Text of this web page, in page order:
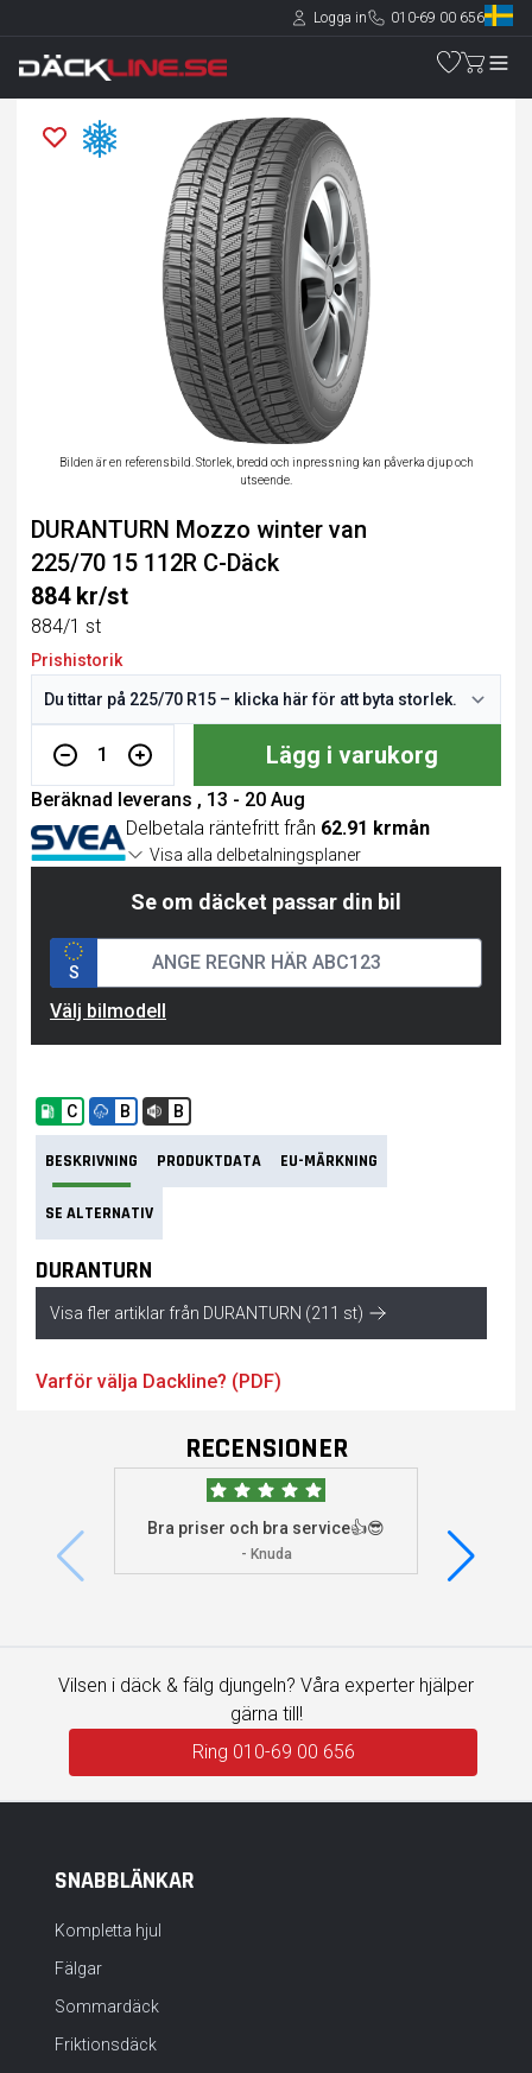
Logga in 010-69 00 656
Bilden är en referensbild. Storlek, bredd och inpressning kan påverka djup och
utseende.
DURANTURN Mozzo winter van
225/70 15 112R C-Däck
884 kr/st
884/1 st
Prishistorik
1 Lägg i varukorg
Beräknad leverans , 13 - 20 Aug
Delbetala räntefritt från 62.91 krmån
Visa alla delbetalningsplaner
Se om däcket passar din bil
S
Välj bilmodell
C B B
BESKRIVNING PRODUKTDATA EU-MÄRKNING
SE ALTERNATIV
DURANTURN
Visa fler artiklar från DURANTURN (211 st)
Varför välja Dackline? (PDF)
RECENSIONER
Bra priser och bra service👍😎
- Knuda
Vilsen i däck & fälg djungeln? Våra experter hjälper
gärna till!
Ring 010-69 00 656
SNABBLÄNKAR
Kompletta hjul
Fälgar
Sommardäck
Friktionsdäck